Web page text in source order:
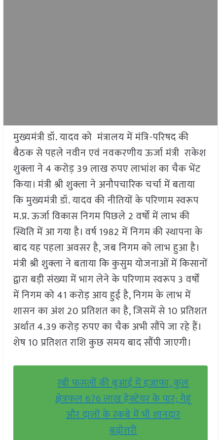
मुख्यमंत्री डॉ. यादव को मंत्रालय में मंत्रि-परिषद की
बैठक से पहले नवीन एवं नवकरणीय ऊर्जा मंत्री राकेश
शुक्ला ने 4 करोड़ 39 लाख रुपए लाभांश का चैक भेंट
किया। मंत्री श्री शुक्ला ने अनौपचारिक चर्चा में बताया
कि मुख्यमंत्री डॉ. यादव की नीतियों के परिणाम स्वरूप
म.प्र. ऊर्जा विकास निगम पिछले 2 वर्षों में लाभ की
स्थिति में आ गया है। वर्ष 1982 में निगम की स्थापना के
बाद यह पहला अवसर है, जब निगम को लाभ हुआ है।
मंत्री श्री शुक्ला ने बताया कि कुसुम योजनाओं में किसानों
द्वारा बड़ी संख्या में भाग लेने के परिणाम स्वरूप 3 वर्षों
में निगम को 41 करोड़ आय हुई है, निगम के लाभ में
शासन का अंश 20 प्रतिशत का है, जिसमें से 10 प्रतिशत
अर्थात 4.39 करोड़ रुपए का चैक अभी सौंपे जा रहे हैं।
शेष 10 प्रतिशत राशि कुछ समय बाद सौंपी जाएगी।
रबी फसलों की बुआई में इजाफा, कुल
क्षेत्रफल 676 लाख हेक्टेयर के पार; गेहूं
और दालों के रकबे में भी शानदार
बढ़ोत्तरी